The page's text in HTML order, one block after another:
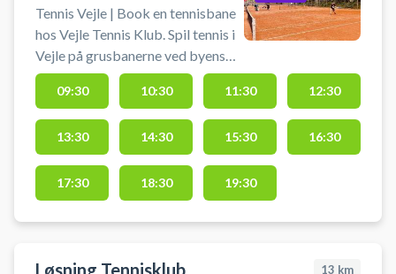
Tennis Vejle | Book en tennisbane
hos Vejle Tennis Klub. Spil tennis i
Vejle på grusbanerne ved byens
tennisklub. Gode
parkeringsmuligheder ved
tennisbanerne. Medbring selv
ketcher og bolde.
09:30 10:30 11:30 12:30
13:30 14:30 15:30 16:30
17:30 18:30 19:30
Løsning Tennisklub 13 km